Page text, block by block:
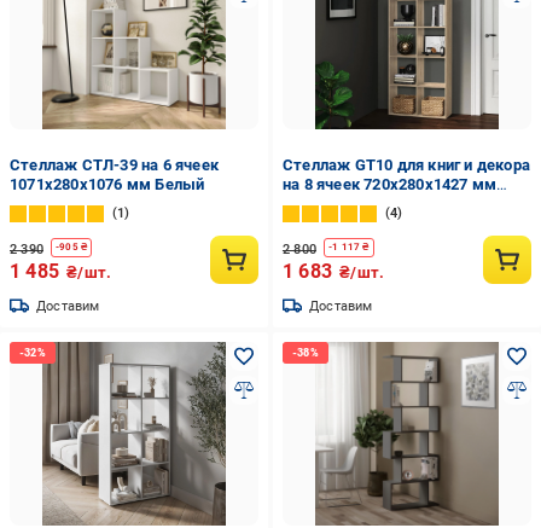
Стеллаж СТЛ-39 на 6 ячеек
1071х280х1076 мм Белый
1
2 390 -905₴
1 485 ₴/шт.
Доставим
Стеллаж GT10 для книг и декора
на 8 ячеек 720х280х1427 мм
ДСП 16 мм Дуб Сонома
(20320160)
4
2 800 -1 117 ₴
1 683 ₴/шт.
Доставим